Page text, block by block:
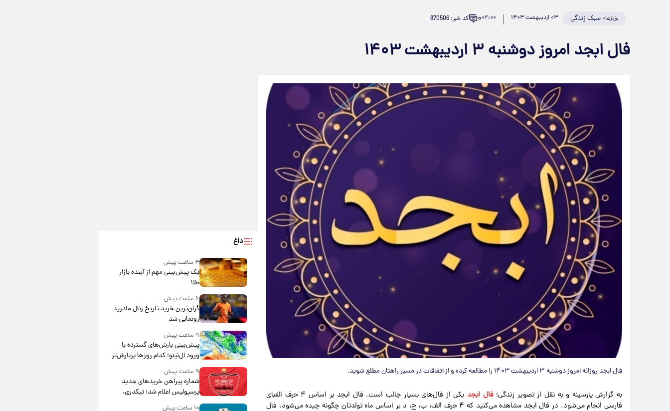
خانه>سبک زندگی ۰۳ اردیبهشت ۱۴۰۳ ۰۲:۰۰۰ کد خبر: 870506
فال ابجد امروز دوشنبه ۳ اردیبهشت ۱۴۰۳
​فال ابجد روزانه امروز دوشنبه ۳ اردیبهشت ۱۴۰۳ را مطالعه کرده و از اتفاقات در مسیر راهتان مطلع شوید.
به گزارش پارسینه و به نقل از تصویر زندگی؛فال ابجد
یکی از فال‌های بسیار جالب است. فال ابجد بر اساس ۴ حرف الفبای
فارسی انجام می‌شود. در فال ابجد مشاهده می‌کنید که ۴ حرف الف، ب، ج، د بر اساس ماه تولدتان چگونه چیده می‌شود. فال
داغ
۴ ساعت پیش
یک پیش‌بینی مهم از آینده بازار
طلا
۶ ساعت پیش
گران‌ترین خرید تاریخ رئال مادرید
رونمایی شد
۹ ساعت پیش
پیش‌بینی بارش‌های گسترده با
ورود ال‌نینو؛ کدام روزها پربارش‌تر
۹ ساعت پیش
شماره پیراهن خریدهای جدید
پرسپولیس اعلام شد؛ تیکدری،
محبی و سرگیف با اعداد ویژه
۱۰ ساعت پیش